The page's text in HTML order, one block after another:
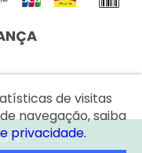
de visitas
navegação, saiba
privacidade.